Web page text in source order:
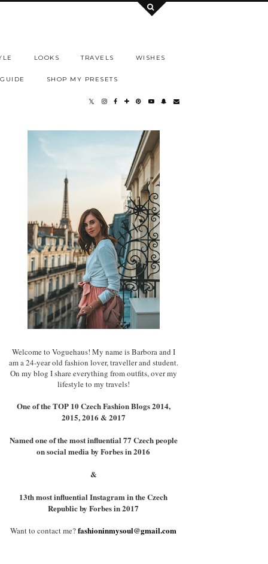
LOOKS TRAVELS WISHES
SHOP MY PRESETS
Welcome to Voguehaus! My name is Barbora and I
am a 24-year old fashion lover, traveller and student.
On my blog I share everything from outfits, over my
lifestyle to my travels!
One of the TOP 10 Czech Fashion Blogs 2014,
2015, 2016 & 2017
Named one of the most influential 77 Czech people
on social media by Forbes in 2016
&
13th most influential Instagram in the Czech
Republic by Forbes in 2017
Want to contact me?fashioninmysoul@gmail.com